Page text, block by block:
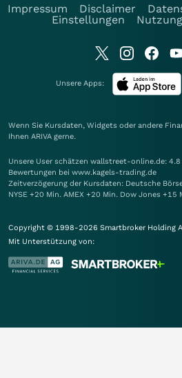
Impressum
Disclaimer
Einstellungen
Unsere Apps:
Wenn Sie Kursdaten, Widgets oder andere
Ihnen ARIVA gerne.
Unsere User schätzen wallstreet-online.de:
Bewertungen bei www.kagels-trading.de
Zeitverzögerung der Kursdaten: Deutsche
NYSE +20 Min. AMEX +20 Min. Dow Jones +15
Copyright © 1998-2026 Smartbroker Holding
Mit Unterstützung von: